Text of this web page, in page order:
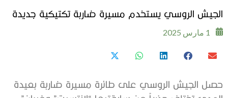
الجيش الروسي يستخدم مسيرة ضاربة تكتيكية جديدة
1 مارس 2025
حصل الجيش الروسي على طائرة مسيرة ضاربة بعيدة